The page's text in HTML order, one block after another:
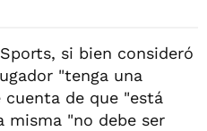
si bien consideró
"tenga una
cuenta de que "está
misma "no debe ser